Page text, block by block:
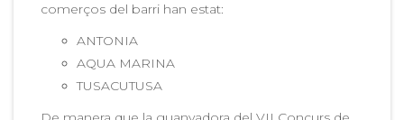
comerços del barri han estat:
ANTONIA
AQUA MARINA
TUSACUTUSA